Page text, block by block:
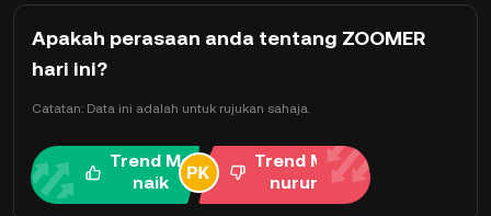
Apakah perasaan anda tentang ZOOMER
hari ini?
Catatan: Data ini adalah untuk rujukan sahaja.
Trend Me
naik
Trend Me
nurun